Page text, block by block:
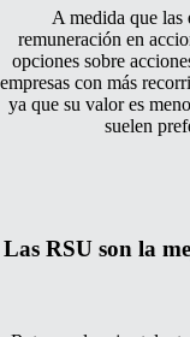
A medida que las
remuneración en
opciones sobre
empresas con más
ya que su valor es
suelen
Las RSU son la